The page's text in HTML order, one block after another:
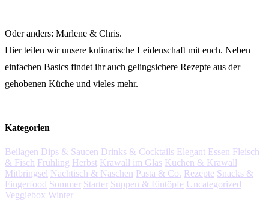
Oder anders: Marlene & Chris.
Hier teilen wir unsere kulinarische Leidenschaft mit euch. Neben
einfachen Basics findet ihr auch gelingsichere Rezepte aus der
gehobenen Küche und vieles mehr.
Kategorien
Beilagen Dips & Saucen Drinks & Cocktails Elegant Essen Fleisch
& Fisch Frühling Herbst Krawall im Glas Kuchen & Krawall
Mitbringsel Nachtisch & Naschen Pasta & Co. Rezepte Snacks &
Fingerfood Sommer Starter Suppen & Eintöpfe Uncategorized
Veggiebox Winter